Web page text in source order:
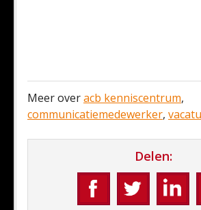
Meer overacb kenniscentrum,
communicatiemedewerker,
Delen: